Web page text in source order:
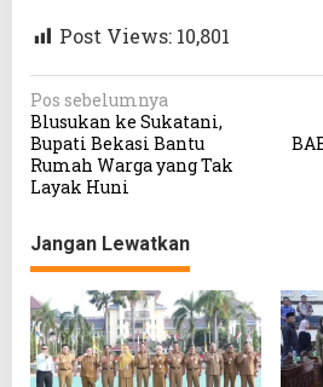
Post Views: 10,801
N
a
v
i
g
a
s
i
p
Pos sebelumnya
Blusukan ke Sukatani,
Bupati Bekasi Bantu
Rumah Warga yang Tak
Layak Huni
Jangan Lewatkan